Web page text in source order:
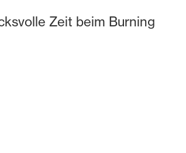
Zeit beim Burning